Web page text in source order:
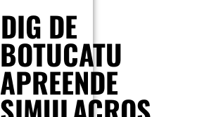
DIG DE
BOTUCATU
APREENDE